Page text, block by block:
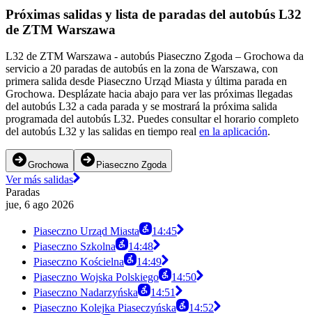
Próximas salidas y lista de paradas del autobús L32
de ZTM Warszawa
L32 de ZTM Warszawa - autobús Piaseczno Zgoda – Grochowa da
servicio a 20 paradas de autobús en la zona de Warszawa, con
primera salida desde Piaseczno Urząd Miasta y última parada en
Grochowa. Desplázate hacia abajo para ver las próximas llegadas
del autobús L32 a cada parada y se mostrará la próxima salida
programada del autobús L32. Puedes consultar el horario completo
del autobús L32 y las salidas en tiempo real en la aplicación.
Grochowa Piaseczno Zgoda
Ver más salidas
Paradas
jue, 6 ago 2026
Piaseczno Urząd Miasta
14:45
Piaseczno Szkolna
14:48
Piaseczno Kościelna
14:49
Piaseczno Wojska Polskiego
14:50
Piaseczno Nadarzyńska
14:51
Piaseczno Kolejka Piaseczyńska
14:52